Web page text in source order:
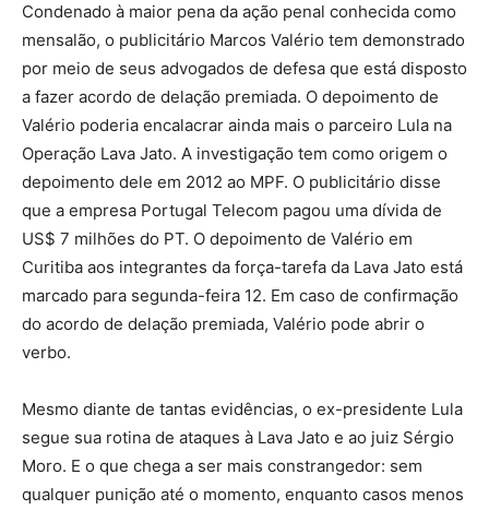
Condenado à maior pena da ação penal conhecida como
mensalão, o publicitário Marcos Valério tem demonstrado
por meio de seus advogados de defesa que está disposto
a fazer acordo de delação premiada. O depoimento de
Valério poderia encalacrar ainda mais o parceiro Lula na
Operação Lava Jato. A investigação tem como origem o
depoimento dele em 2012 ao MPF. O publicitário disse
que a empresa Portugal Telecom pagou uma dívida de
US$ 7 milhões do PT. O depoimento de Valério em
Curitiba aos integrantes da força-tarefa da Lava Jato está
marcado para segunda-feira 12. Em caso de confirmação
do acordo de delação premiada, Valério pode abrir o
verbo.
Mesmo diante de tantas evidências, o ex-presidente Lula
segue sua rotina de ataques à Lava Jato e ao juiz Sérgio
Moro. E o que chega a ser mais constrangedor: sem
qualquer punição até o momento, enquanto casos menos